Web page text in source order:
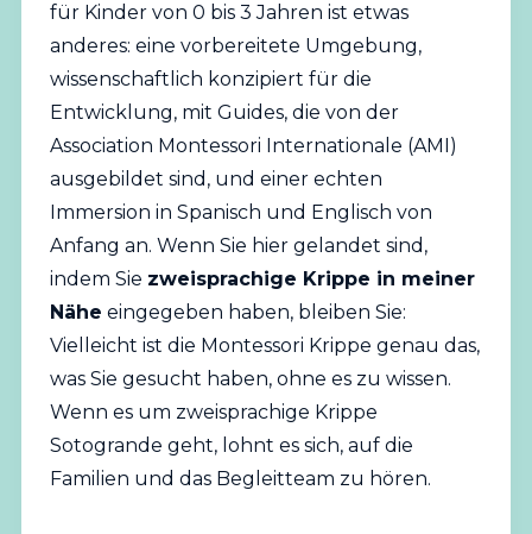
für Kinder von 0 bis 3 Jahren ist etwas
anderes: eine vorbereitete Umgebung,
wissenschaftlich konzipiert für die
Entwicklung, mit Guides, die von der
Association Montessori Internationale (AMI)
ausgebildet sind, und einer echten
Immersion in Spanisch und Englisch von
Anfang an. Wenn Sie hier gelandet sind,
indem Sie zweisprachige Krippe in meiner
Nähe eingegeben haben, bleiben Sie:
Vielleicht ist die Montessori Krippe genau das,
was Sie gesucht haben, ohne es zu wissen.
Wenn es um zweisprachige Krippe
Sotogrande geht, lohnt es sich, auf die
Familien und das Begleitteam zu hören.